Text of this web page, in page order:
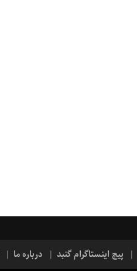
پیج اینستاگرام گنبد درباره ما